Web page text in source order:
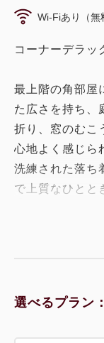
Wi-Fiあり（無
コーナーデラ
最上階の角部屋
た広さを持ち、
折り、窓のむこ
心地よく感じら
洗練された落ち
で上質なひとと
◆ベッドサイズ
◆ユニットバス
選べるプラン：